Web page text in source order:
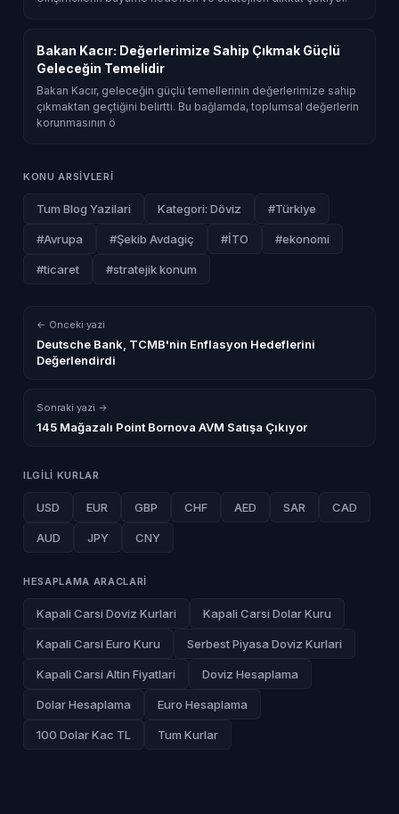
Bakan Kacır: Değerlerimize Sahip Çıkmak Güçlü
Geleceğin Temelidir
Bakan Kacır, geleceğin güçlü temellerinin değerlerimize sahip
çıkmaktan geçtiğini belirtti. Bu bağlamda, toplumsal değerlerin
korunmasının ö
KONU ARSIVLERI
Tum Blog Yazilari Kategori: Döviz #Türkiye
#Avrupa #Şekib Avdagiç #İTO #ekonomi
#ticaret #stratejik konum
← Onceki yazi
Deutsche Bank, TCMB'nin Enflasyon Hedeflerini
Değerlendirdi
Sonraki yazi →
145 Mağazalı Point Bornova AVM Satışa Çıkıyor
ILGILI KURLAR
USD EUR GBP CHF AED SAR CAD
AUD JPY CNY
HESAPLAMA ARACLARI
Kapali Carsi Doviz Kurlari Kapali Carsi Dolar Kuru
Kapali Carsi Euro Kuru Serbest Piyasa Doviz Kurlari
Kapali Carsi Altin Fiyatlari Doviz Hesaplama
Dolar Hesaplama Euro Hesaplama
100 Dolar Kac TL Tum Kurlar